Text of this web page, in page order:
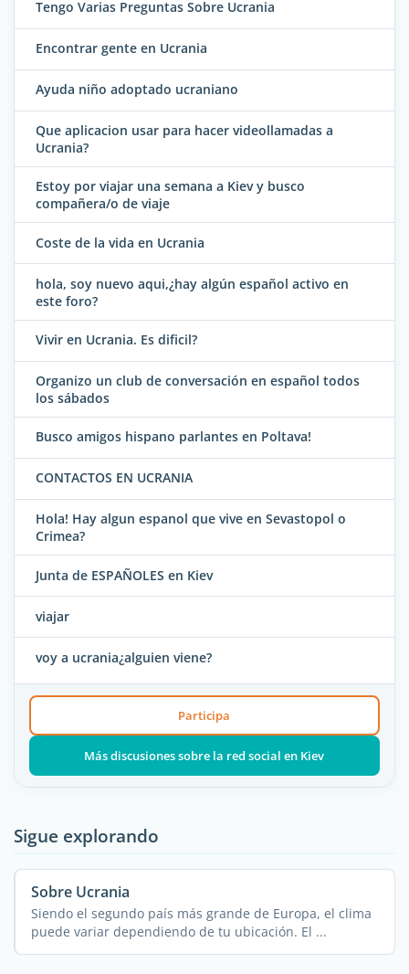
Tengo Varias Preguntas Sobre Ucrania
Encontrar gente en Ucrania
Ayuda niño adoptado ucraniano
Que aplicacion usar para hacer videollamadas a
Ucrania?
Estoy por viajar una semana a Kiev y busco
compañera/o de viaje
Coste de la vida en Ucrania
hola, soy nuevo aqui,¿hay algún español activo en
este foro?
Vivir en Ucrania. Es dificil?
Organizo un club de conversación en español todos
los sábados
Busco amigos hispano parlantes en Poltava!
CONTACTOS EN UCRANIA
Hola! Hay algun espanol que vive en Sevastopol o
Crimea?
Junta de ESPAÑOLES en Kiev
viajar
voy a ucrania¿alguien viene?
Participa
Más discusiones sobre la red social en Kiev
Sigue explorando
Sobre Ucrania
Siendo el segundo país más grande de Europa, el clima
puede variar dependiendo de tu ubicación. El ...